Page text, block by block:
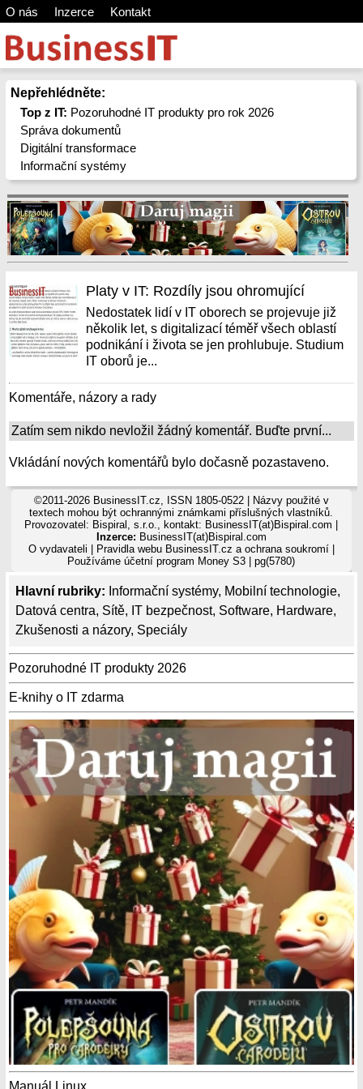
O nás Inzerce Kontakt
Nepřehlédněte:
Top z IT: Pozoruhodné IT produkty pro rok 2026
Správa dokumentů
Digitální transformace
Informační systémy
Hlavní rubriky: Informační systémy, Mobilní technologie,
Datová centra, Sítě, IT bezpečnost, Software, Hardware,
Zkušenosti a názory, Speciály
Pozoruhodné IT produkty 2026
E-knihy o IT zdarma
Manuál Linux
Platy v IT: Rozdíly jsou ohromující
Nedostatek lidí v IT oborech se projevuje již
několik let, s digitalizací téměř všech oblastí
podnikání i života se jen prohlubuje. Studium
IT oborů je...
Komentáře, názory a rady
Zatím sem nikdo nevložil žádný komentář. Buďte první...
Vkládání nových komentářů bylo dočasně pozastaveno.
©2011-2026 BusinessIT.cz, ISSN 1805-0522 | Názvy použité v
textech mohou být ochrannými známkami příslušných vlastníků.
Provozovatel: Bispiral, s.r.o., kontakt: BusinessIT(at)Bispiral.com |
Inzerce: BusinessIT(at)Bispiral.com
O vydavateli
Pravidla webu BusinessIT.cz a ochrana soukromí|
Používámeúčetní program Money S3 | pg(5780)